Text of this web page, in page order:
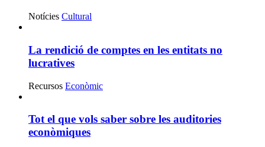
Notícies Cultural
La rendició de comptes en les entitats no
lucratives
Recursos Econòmic
Tot el que vols saber sobre les auditories
econòmiques